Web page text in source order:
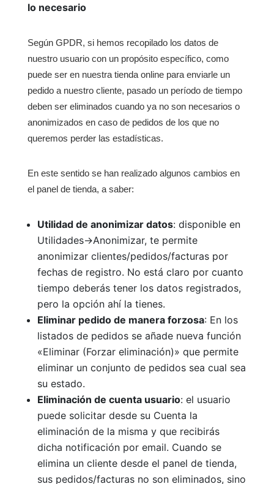
lo necesario
Según GPDR, si hemos recopilado los datos de
nuestro usuario con un propósito específico, como
puede ser en nuestra tienda online para enviarle un
pedido a nuestro cliente, pasado un período de tiempo
deben ser eliminados cuando ya no son necesarios o
anonimizados en caso de pedidos de los que no
queremos perder las estadísticas.
En este sentido se han realizado algunos cambios en
el panel de tienda, a saber:
Utilidad de anonimizar datos: disponible en
Utilidades->Anonimizar, te permite
anonimizar clientes/pedidos/facturas por
fechas de registro. No está claro por cuanto
tiempo deberás tener los datos registrados,
pero la opción ahí la tienes.
Eliminar pedido de manera forzosa: En los
listados de pedidos se añade nueva función
«Eliminar (Forzar eliminación)» que permite
eliminar un conjunto de pedidos sea cual sea
su estado.
Eliminación de cuenta usuario: el usuario
puede solicitar desde su Cuenta la
eliminación de la misma y que recibirás
dicha notificación por email. Cuando se
elimina un cliente desde el panel de tienda,
sus pedidos/facturas no son eliminados, sino